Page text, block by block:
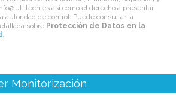
así como el derecho a presentar
autoridad de control. Puede consultar la
sobre Protección de Datos en la
.
Monitorización